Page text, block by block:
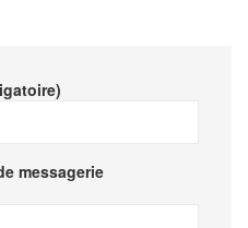
messagerie